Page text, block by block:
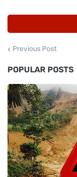
Previous Post
POPULAR POSTS